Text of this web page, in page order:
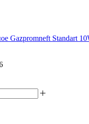
Gazpromneft Standart